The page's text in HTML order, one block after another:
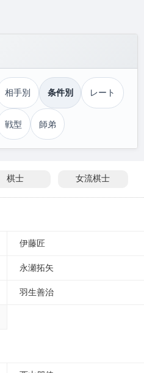
相手別 条件別 レート
戦型 師弟
棋士 女流棋士
伊藤匠
永瀬拓矢
羽生善治